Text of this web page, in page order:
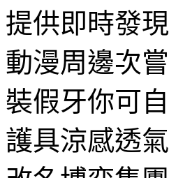
提供即時發
動漫周邊次
裝假牙你可
護具涼感透